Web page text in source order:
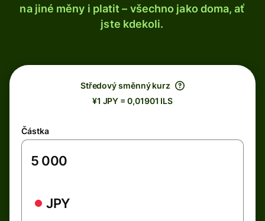
na jiné měny i platit – všechno jako doma, ať
jste kdekoli.
Středový směnný kurz
¥1 JPY = 0,01901 ILS
Částka
JPY